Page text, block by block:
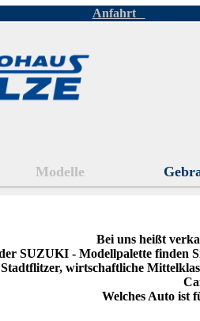
Anfahrt
Modelle
Bei uns heißt
SUZUKI - Modellpalette finden
wirtschaftliche
Welches Auto ist